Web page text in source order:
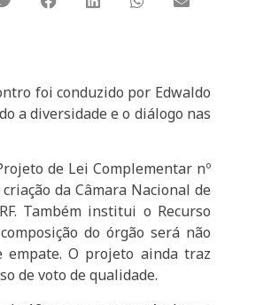
foi conduzido por Edwaldo
a diversidade e o diálogo nas
de Lei Complementar nº
da Câmara Nacional de
Também institui o Recurso
do órgão será não
empate. O projeto ainda traz
de voto de qualidade.